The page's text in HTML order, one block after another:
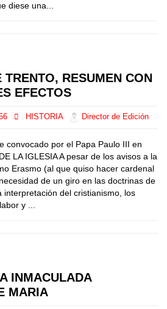
diese una...
RESUMEN CON
EFECTOS
HISTORIA Director de Edición
convocado por el Papa Paulo III en
LA IGLESIA A pesar de los avisos a la
Erasmo (al que quiso hacer cardenal
de un giro en las doctrinas de
interpretación del cristianismo, los
y ...
INMACULADA
MARIA